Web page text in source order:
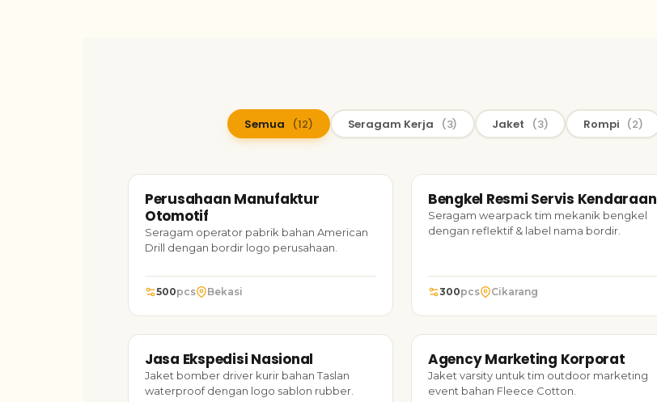
Semua (12) Seragam Kerja (3) Jaket (3) Rompi (2)
TARUH FOTO
Perusahaan Manufaktur Otomotif
SERAGAM KERJA
Perusahaan Manufaktur
Otomotif
Seragam operator pabrik bahan American
Drill dengan bordir logo perusahaan.
500pcs Bekasi
TARUH FOTO
Bengkel Resmi Servis Kendaraan
SERAGAM KERJA 2024
Bengkel Resmi Servis Kendaraan
Seragam wearpack tim mekanik bengkel
dengan reflektif & label nama bordir.
300pcs Cikarang
TARUH FOTO
Jasa Ekspedisi Nasional
JAKET
Jasa Ekspedisi Nasional
Jaket bomber driver kurir bahan Taslan
waterproof dengan logo sablon rubber.
TARUH FOTO
Agency Marketing Korporat
JAKET
Agency Marketing Korporat
Jaket varsity untuk tim outdoor marketing
event bahan Fleece Cotton.